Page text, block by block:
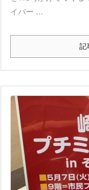
イバー ...
記